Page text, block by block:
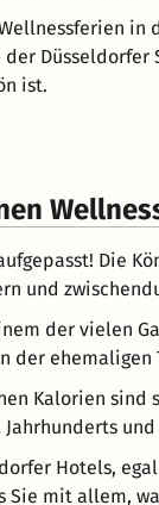
ist.
Die
und
der vielen
der
Kalorien sind
Hotels,
Sie mit allem,